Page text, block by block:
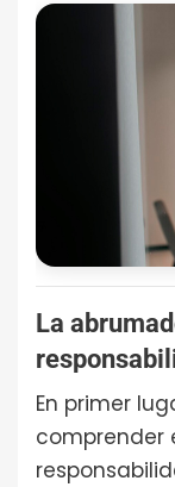
La
En primer
comprender